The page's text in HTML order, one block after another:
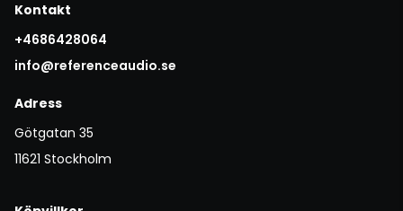
Kontakt
+4686428064
info@referenceaudio.se
Adress
Götgatan 35
11621 Stockholm